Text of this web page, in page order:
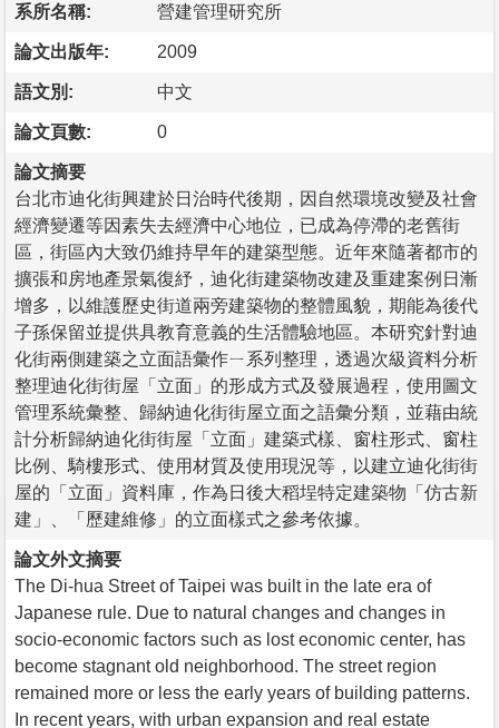
系所名稱: 營建管理研究所
論文出版年: 2009
語文別: 中文
論文頁數: 0
論文摘要
台北市迪化街興建於日治時代後期，因自然環境改變及社會
經濟變遷等因素失去經濟中心地位，已成為停滯的老舊街
區，街區內大致仍維持早年的建築型態。近年來隨著都市的
擴張和房地產景氣復紓，迪化街建築物改建及重建案例日漸
增多，以維護歷史街道兩旁建築物的整體風貌，期能為後代
子孫保留並提供具教育意義的生活體驗地區。本研究針對迪
化街兩側建築之立面語彙作ㄧ系列整理，透過次級資料分析
整理迪化街街屋「立面」的形成方式及發展過程，使用圖文
管理系統彙整、歸納迪化街街屋立面之語彙分類，並藉由統
計分析歸納迪化街街屋「立面」建築式樣、窗柱形式、窗柱
比例、騎樓形式、使用材質及使用現況等，以建立迪化街街
屋的「立面」資料庫，作為日後大稻埕特定建築物「仿古新
建」、「歷建維修」的立面樣式之參考依據。
論文外文摘要
The Di-hua Street of Taipei was built in the late era of
Japanese rule. Due to natural changes and changes in
socio-economic factors such as lost economic center, has
become stagnant old neighborhood. The street region
remained more or less the early years of building patterns.
In recent years, with urban expansion and real estate